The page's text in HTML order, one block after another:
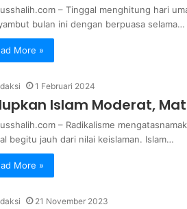
– Tinggal menghitung hari
bulan ini dengan berpuasa selama…
More »
1 Februari 2024
Islam Moderat,
– Radikalisme
begitu jauh dari nilai keislaman. Islam…
More »
21 November 2023